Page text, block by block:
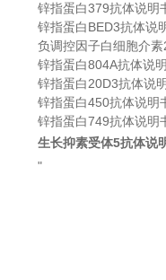
锌指蛋白379抗体说明
锌指蛋白BED3抗体说
负调控因子白细胞介
锌指蛋白804A抗体说
锌指蛋白20D3抗体说
锌指蛋白450抗体说明
锌指蛋白749抗体说明
生长抑素受体5抗体说
"